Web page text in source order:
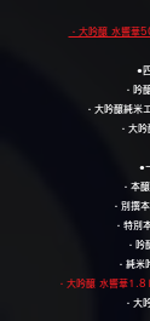
・大吟醸 水響
●
・吟
・大吟醸純
・大
​●
・本
・別撰
・特
・
・​純
・大吟醸 水響華
・大